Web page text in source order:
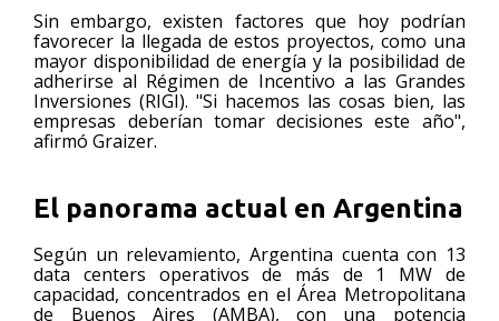
Sin embargo, existen factores que hoy podrían
favorecer la llegada de estos proyectos, como una
mayor disponibilidad de energía y la posibilidad de
adherirse al Régimen de Incentivo a las Grandes
Inversiones (RIGI). "Si hacemos las cosas bien, las
empresas deberían tomar decisiones este año",
afirmó Graizer.
El panorama actual en Argentina
Según un relevamiento, Argentina cuenta con 13
data centers operativos de más de 1 MW de
capacidad, concentrados en el Área Metropolitana
de Buenos Aires (AMBA), con una potencia